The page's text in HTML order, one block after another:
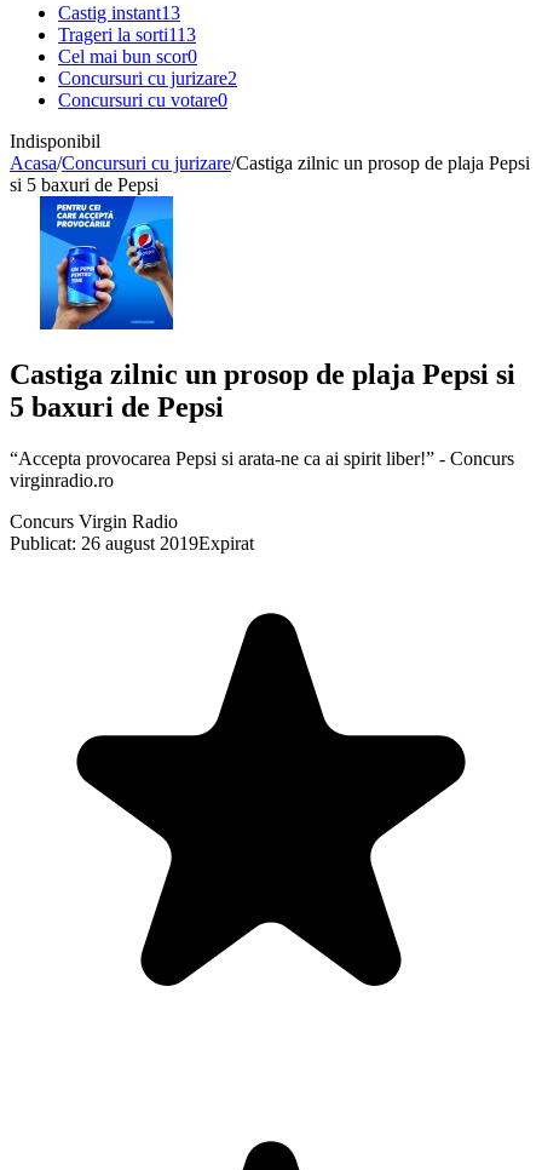
Castig instant13
Trageri la sorti113
Cel mai bun scor0
Concursuri cu jurizare2
Concursuri cu votare0
Indisponibil
Acasa/Concursuri cu jurizare/Castiga zilnic un prosop de plaja Pepsi
si 5 baxuri de Pepsi
Castiga zilnic un prosop de plaja Pepsi si
5 baxuri de Pepsi
“Accepta provocarea Pepsi si arata-ne ca ai spirit liber!” - Concurs
virginradio.ro
Concurs Virgin Radio
Publicat: 26 august 2019Expirat